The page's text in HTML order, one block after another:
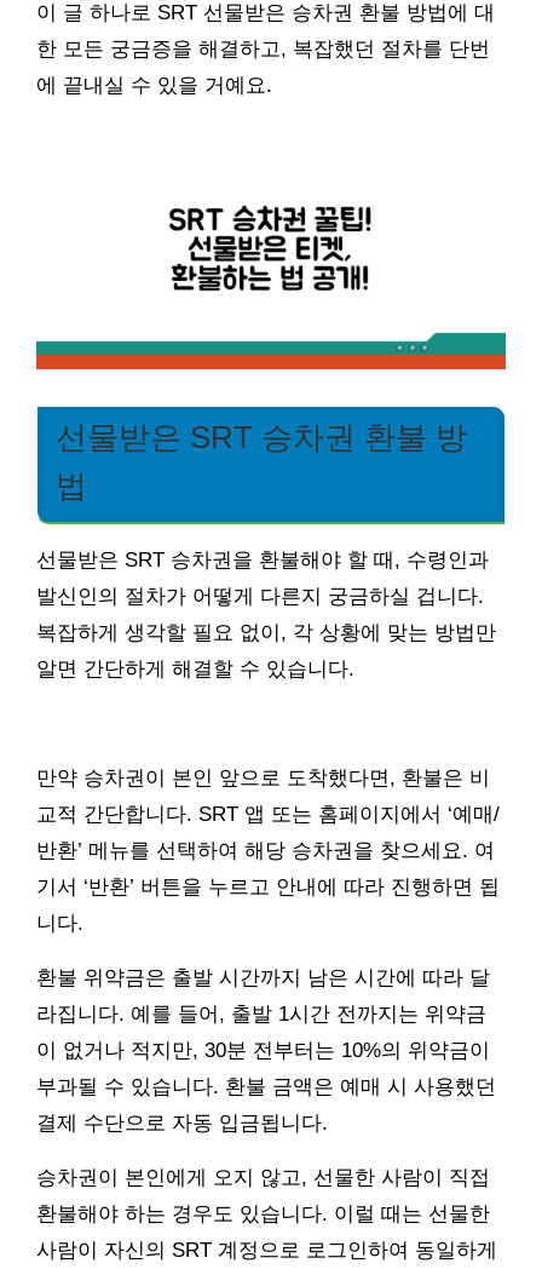
이 글 하나로 SRT 선물받은 승차권 환불 방법에 대
한 모든 궁금증을 해결하고, 복잡했던 절차를 단번
에 끝내실 수 있을 거예요.
선물받은 SRT 승차권 환불 방
법
선물받은 SRT 승차권을 환불해야 할 때, 수령인과
발신인의 절차가 어떻게 다른지 궁금하실 겁니다.
복잡하게 생각할 필요 없이, 각 상황에 맞는 방법만
알면 간단하게 해결할 수 있습니다.
만약 승차권이 본인 앞으로 도착했다면, 환불은 비
교적 간단합니다. SRT 앱 또는 홈페이지에서 ‘예매/
반환’ 메뉴를 선택하여 해당 승차권을 찾으세요. 여
기서 ‘반환’ 버튼을 누르고 안내에 따라 진행하면 됩
니다.
환불 위약금은 출발 시간까지 남은 시간에 따라 달
라집니다. 예를 들어, 출발 1시간 전까지는 위약금
이 없거나 적지만, 30분 전부터는 10%의 위약금이
부과될 수 있습니다. 환불 금액은 예매 시 사용했던
결제 수단으로 자동 입금됩니다.
승차권이 본인에게 오지 않고, 선물한 사람이 직접
환불해야 하는 경우도 있습니다. 이럴 때는 선물한
사람이 자신의 SRT 계정으로 로그인하여 동일하게